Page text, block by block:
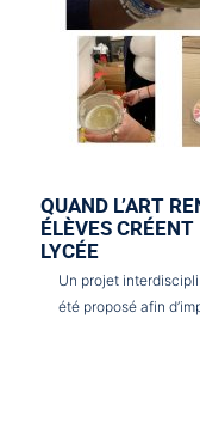
QUAND L’ART
ÉLÈVES
LYCÉE
Un projet
été proposé afin